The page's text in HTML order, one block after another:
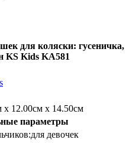
для коляски: гусеничка,
KS Kids KA581
x 12.00см x 14.50см
параметры
девочек